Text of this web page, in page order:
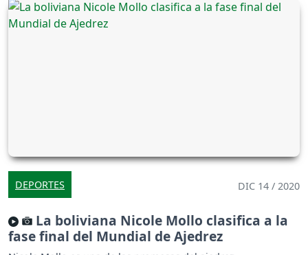
DEPORTES DIC 14 / 2020
La boliviana Nicole Mollo clasifica a la
fase final del Mundial de Ajedrez